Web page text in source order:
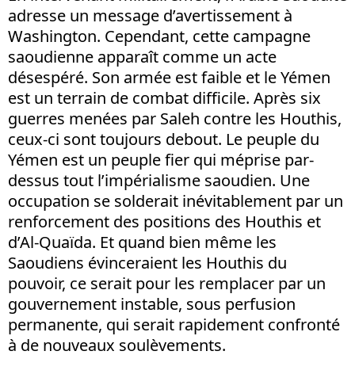
adresse un message d’avertissement à
Washington. Cependant, cette campagne
saoudienne apparaît comme un acte
désespéré. Son armée est faible et le Yémen
est un terrain de combat difficile. Après six
guerres menées par Saleh contre les Houthis,
ceux-ci sont toujours debout. Le peuple du
Yémen est un peuple fier qui méprise par-
dessus tout l’impérialisme saoudien. Une
occupation se solderait inévitablement par un
renforcement des positions des Houthis et
d’Al-Quaïda. Et quand bien même les
Saoudiens évinceraient les Houthis du
pouvoir, ce serait pour les remplacer par un
gouvernement instable, sous perfusion
permanente, qui serait rapidement confronté
à de nouveaux soulèvements.